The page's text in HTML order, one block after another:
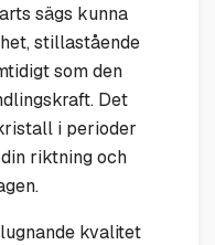
sägs kunna
stillastående
som den
Det
i perioder
riktning och
kvalitet